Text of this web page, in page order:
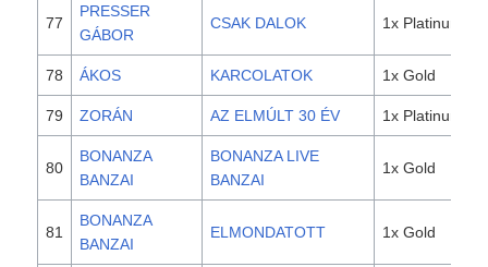
77
PRESSER
GÁBOR
CSAK DALOK 1x Platinum
78 ÁKOS KARCOLATOK 1x Gold
79 ZORÁN AZ ELMÚLT 30 ÉV 1x Platinum
80
BONANZA
BANZAI
BONANZA LIVE
BANZAI
1x Gold
81
BONANZA
BANZAI
ELMONDATOTT 1x Gold